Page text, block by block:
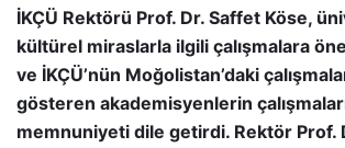
İKÇÜ Rektörü Prof. Dr. Saffet Köse,
kültürel miraslarla ilgili çalışmalara
ve İKÇÜ’nün Moğolistan’daki
gösteren akademisyenlerin
memnuniyeti dile getirdi. Rektör Prof.